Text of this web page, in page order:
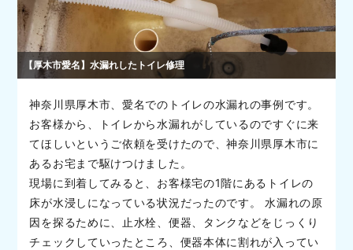
【厚木市愛名】水漏れしたトイレ修理
神奈川県厚木市、愛名でのトイレの水漏れの事例です。
お客様から、トイレから水漏れがしているのですぐに来
てほしいというご依頼を受けたので、神奈川県厚木市に
あるお宅まで駆けつけました。
現場に到着してみると、お客様宅の1階にあるトイレの
床が水浸しになっている状況だったのです。 水漏れの原
因を探るために、止水栓、便器、タンクなどをじっくり
チェックしていったところ、便器本体に割れが入ってい